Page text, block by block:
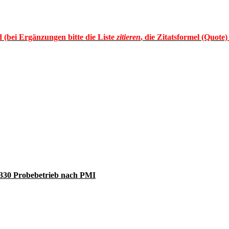
(bei Ergänzungen bitte die Liste zitieren, die Zitatsformel
Probebetrieb nach PMI